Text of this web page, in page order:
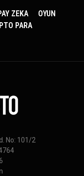
ZEKA
OYUN
PARA
No: 101/2